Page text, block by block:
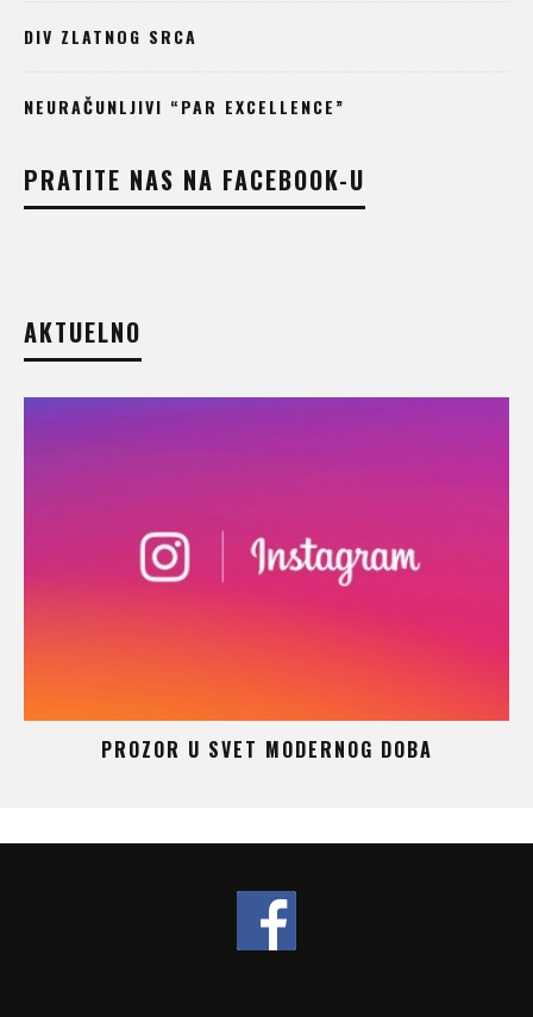
DIV ZLATNOG SRCA
NEURAČUNLJIVI “PAR EXCELLENCE”
PRATITE NAS NA FACEBOOK-U
AKTUELNO
PROZOR U SVET MODERNOG DOBA